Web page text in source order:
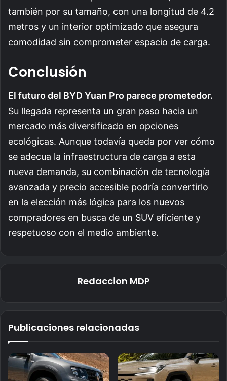
también por su tamaño, con una longitud de 4.2
metros y un interior optimizado que asegura
comodidad sin comprometer espacio de carga.
Conclusión
El futuro del BYD Yuan Pro parece prometedor.
Su llegada representa un gran paso hacia un
mercado más diversificado en opciones
ecológicas. Aunque todavía queda por ver cómo
se adecua la infraestructura de carga a esta
nueva demanda, su combinación de tecnología
avanzada y precio accesible podría convertirlo
en la elección más lógica para los nuevos
compradores en busca de un SUV eficiente y
respetuoso con el medio ambiente.
Redaccion MDP
Publicaciones relacionadas